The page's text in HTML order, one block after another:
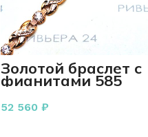
Золотой браслет с
фианитами 585
проба 6.57 грамм 19
см
52 560 ₽